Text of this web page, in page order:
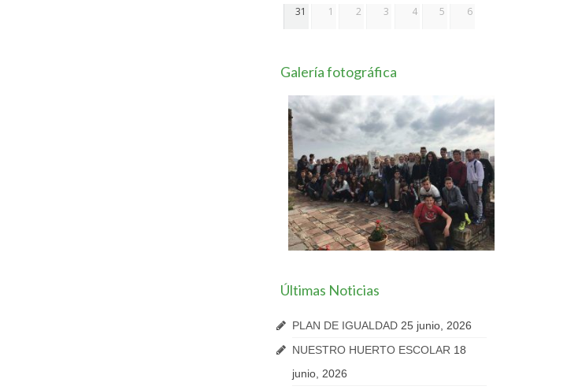
31 1 2 3 4 5 6
Galería fotográfica
Últimas Noticias
PLAN DE IGUALDAD 25 junio, 2026
NUESTRO HUERTO ESCOLAR 18
junio, 2026